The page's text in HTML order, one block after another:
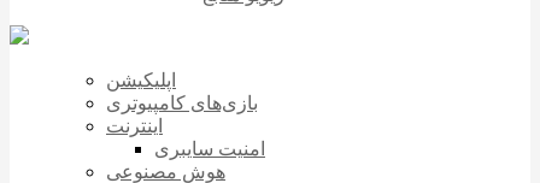
اپلیکیشن
بازی‌های کامپیوتری
اینترنت
امنیت سایبری
هوش مصنوعی